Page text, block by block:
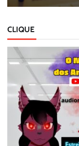
CLIQUE